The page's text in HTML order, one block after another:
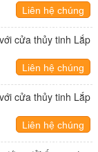
Liên hệ chúng
tôi
cửa thủy tinh Lắp
Liên hệ chúng
tôi
cửa thủy tinh Lắp
Liên hệ chúng
tôi